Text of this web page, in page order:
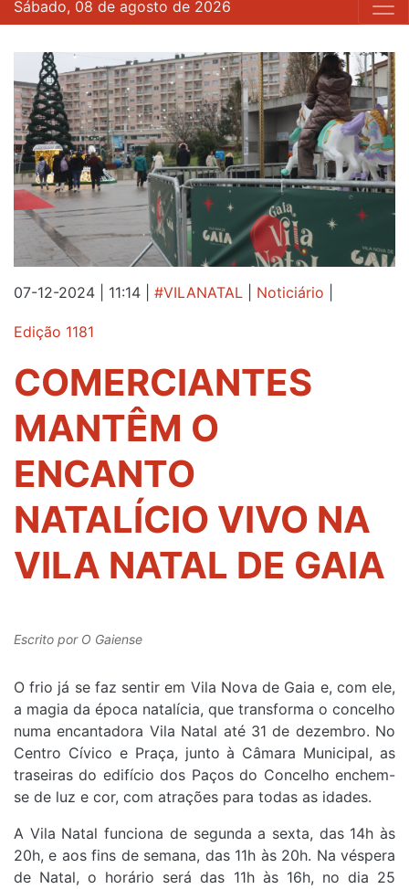
Sábado, 08 de agosto de 2026
07-12-2024 | 11:14 #VILANATAL Noticiário
Edição 1181
COMERCIANTES
MANTÊM O
ENCANTO
NATALÍCIO VIVO NA
VILA NATAL DE GAIA
Escrito por O Gaiense
O frio já se faz sentir em Vila Nova de Gaia e, com ele,
a magia da época natalícia, que transforma o concelho
numa encantadora Vila Natal até 31 de dezembro. No
Centro Cívico e Praça, junto à Câmara Municipal, as
traseiras do edifício dos Paços do Concelho enchem-
se de luz e cor, com atrações para todas as idades.
A Vila Natal funciona de segunda a sexta, das 14h às
20h, e aos fins de semana, das 11h às 20h. Na véspera
de Natal, o horário será das 11h às 16h, no dia 25